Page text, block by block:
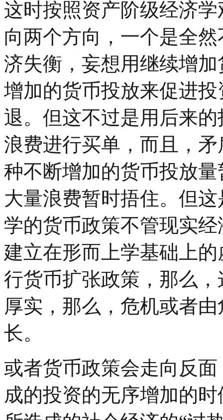
这时按照资产阶级经济
向两个方向，一个是全
济失衡，妄想用继续增
增加的货币投放来促进
退。但这不过是用后来
浪费进行买单，而且，
种不断增加的货币投放
大量浪费暂时捂住。但
学的货币政策不管现实
建立在形而上学基础上
行货币扩张政策，那么
厚实，那么，危机或者
长。
或者货币政策会走向反
成的投资的无序增加的